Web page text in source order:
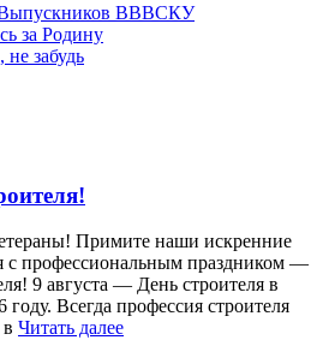
ВВВСКУ
за Родину
забудь
Примите наши искренние
с профессиональным праздником —
9 августа — День строителя в
году. Всегда профессия строителя
Читать далее